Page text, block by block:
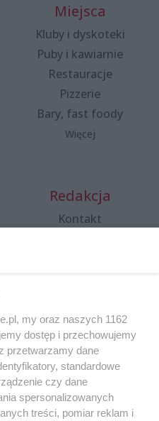
Miejsca
Kluby i dyskoteki
Puby i kawiarnie
Restauracje
Pizzerie
Bary, fast foody
Więcej
Redakcja
Kontakt
Specjalny koncert z okazji
20. urodzin portalu
wSzczecinie.pl
Regulamin konkursów
śniadaniówka "Hej
Szczecin! Jest piątek!"
my oraz naszych 1162
dostęp i przechowujemy
przetwarzamy dane
standardowe
czy dane
spersonalizowanych
treści, pomiar reklam i